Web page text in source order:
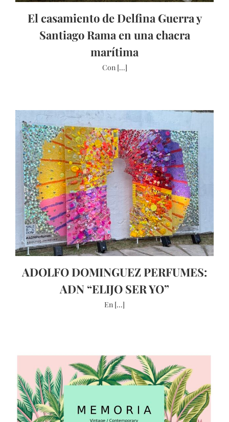
El casamiento de Delfina Guerra y
Santiago Rama en una chacra
marítima
Con [...]
ADOLFO DOMINGUEZ PERFUMES:
ADN “ELIJO SER YO”
En [...]